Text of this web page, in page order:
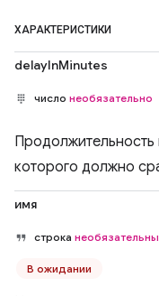
ХАРАКТЕРИСТИКИ
delayInMinutes
число необязательно
Продолжительность
которого должно
имя
строка
В ожидании